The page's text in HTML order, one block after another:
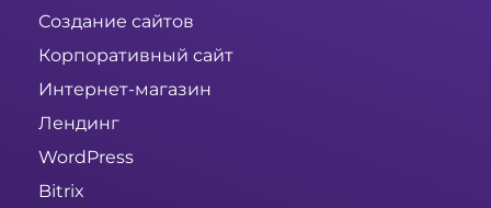
Создание сайтов
Корпоративный сайт
Интернет-магазин
Лендинг
WordPress
Bitrix